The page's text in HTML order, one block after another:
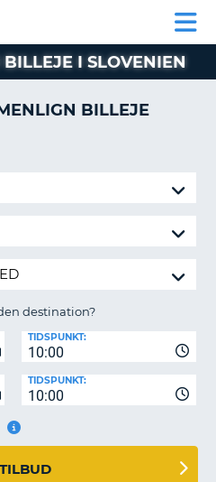
I SLOVENIEN
BILLEJE
destination?
10:00
TIDSPUNKT:
10:00
TIDSPUNKT: